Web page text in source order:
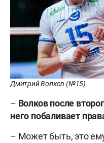
Дмитрий Волков (№15)
– Волков после
него побаливает
– Может быть, это